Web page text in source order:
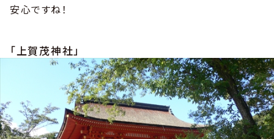
安心ですね！
「上賀茂神社」